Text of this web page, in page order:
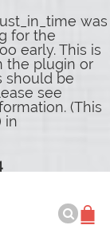
was
for the
early. This is
the plugin or
should be
see
(This
in